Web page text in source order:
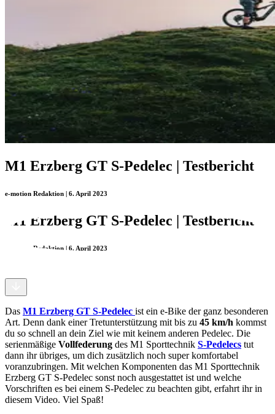
M1 Erzberg GT S-Pedelec | Testbericht
e-motion Redaktion | 6. April 2023
M1 Erzberg GT S-Pedelec | Testbericht
e-motion Redaktion | 6. April 2023
Das M1 Erzberg GT S-Pedelec ist ein e-Bike der ganz besonderen
Art. Denn dank einer Tretunterstützung mit bis zu 45 km/h kommst
du so schnell an dein Ziel wie mit keinem anderen Pedelec. Die
serienmäßige Vollfederung des M1 Sporttechnik S-Pedelecs tut
dann ihr übriges, um dich zusätzlich noch super komfortabel
voranzubringen. Mit welchen Komponenten das M1 Sporttechnik
Erzberg GT S-Pedelec sonst noch ausgestattet ist und welche
Vorschriften es bei einem S-Pedelec zu beachten gibt, erfahrt ihr in
diesem Video. Viel Spaß!